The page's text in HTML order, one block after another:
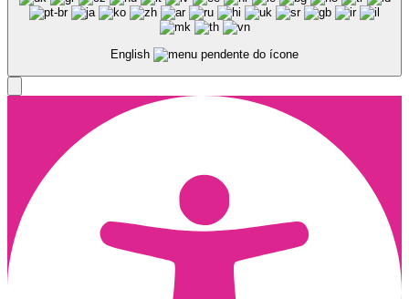
English